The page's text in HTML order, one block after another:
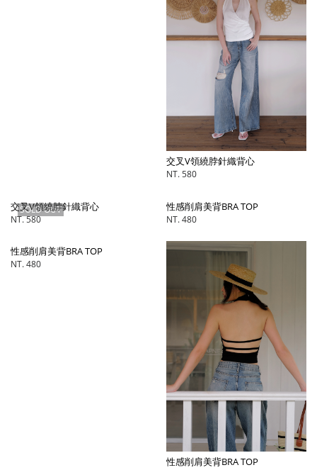
交叉V領繞脖針織背心
NT. 580
SOLD OUT
交叉V領繞脖針織背心
NT. 580
性感削肩美背BRA TOP
NT. 480
性感削肩美背BRA TOP
NT. 480
性感削肩美背BRA TOP